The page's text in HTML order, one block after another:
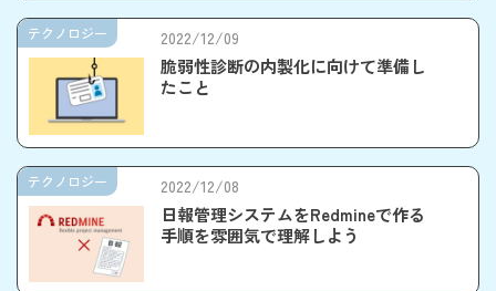
2022/12/09
脆弱性診断の内製化に向けて準備し
たこと
テクノロジー
2022/12/08
日報管理システムをRedmineで作る
手順を雰囲気で理解しよう
テクノロジー